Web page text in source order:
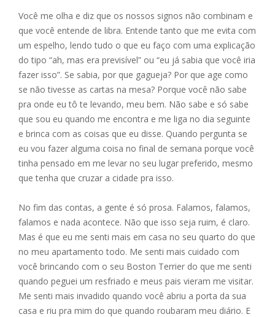
Você me olha e diz que os nossos signos não combinam e
que você entende de libra. Entende tanto que me evita com
um espelho, lendo tudo o que eu faço com uma explicação
do tipo “ah, mas era previsível” ou “eu já sabia que você iria
fazer isso”. Se sabia, por que gagueja? Por que age como
se não tivesse as cartas na mesa? Porque você não sabe
pra onde eu tô te levando, meu bem. Não sabe e só sabe
que sou eu quando me encontra e me liga no dia seguinte
e brinca com as coisas que eu disse. Quando pergunta se
eu vou fazer alguma coisa no final de semana porque você
tinha pensado em me levar no seu lugar preferido, mesmo
que tenha que cruzar a cidade pra isso.
No fim das contas, a gente é só prosa. Falamos, falamos,
falamos e nada acontece. Não que isso seja ruim, é claro.
Mas é que eu me senti mais em casa no seu quarto do que
no meu apartamento todo. Me senti mais cuidado com
você brincando com o seu Boston Terrier do que me senti
quando peguei um resfriado e meus pais vieram me visitar.
Me senti mais invadido quando você abriu a porta da sua
casa e riu pra mim do que quando roubaram meu diário. E